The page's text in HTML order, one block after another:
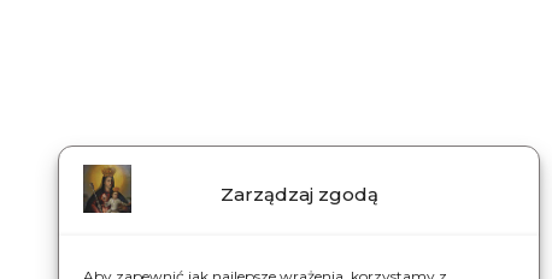
Zarządzaj zgodą